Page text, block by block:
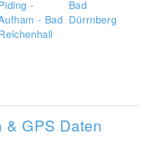
& GPS Daten